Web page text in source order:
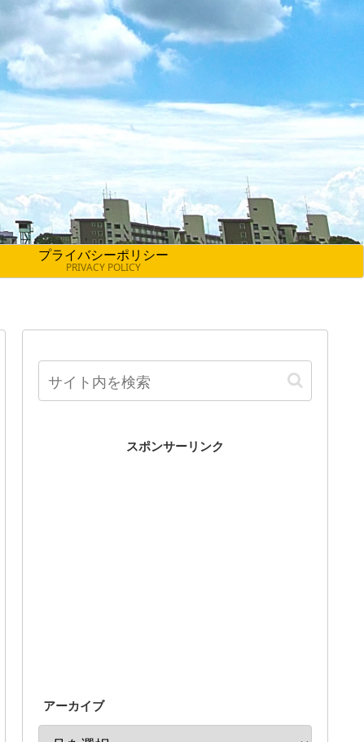
プライバシーポリシー
PRIVACY POLICY
スポンサーリンク
アーカイブ